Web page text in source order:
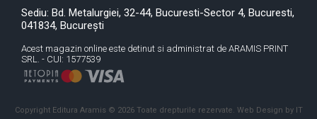
Sediu: Bd. Metalurgiei, 32-44, Bucuresti-Sector 4, Bucuresti,
041834, București
Acest magazin online este detinut si administrat de ARAMIS PRINT
SRL. - CUI: 1577539
Copyright Editura Aramis © 2026 Toate drepturile rezervate. Web Design by IT